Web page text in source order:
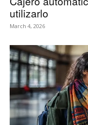
utilizarlo
March 4, 2026